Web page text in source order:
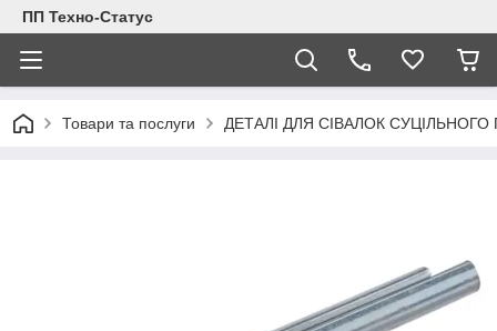
ПП Техно-Статус
Товари та послуги ДЕТАЛІ ДЛЯ СІВАЛОК СУЦІЛЬНОГО